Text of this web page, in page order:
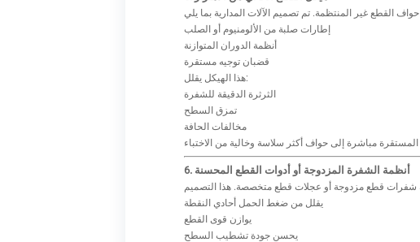
إطارات صلبة من الألومنيوم أو الصلب
أنظمة الدوران المتوازنة
قضبان توجيه مستقرة
هذا الهيكل يقلل:
الثرثرة الدقيقة للشفرة
تمزق السطح
مخالفات الحافة
6. أنظمة الشفرة المزدوجة أو أدوات القطع المحسنة
يقلل من ضغط الحمل أحادي النقطة
يوازن قوى القطع
يحسن جودة تشطيب السطح